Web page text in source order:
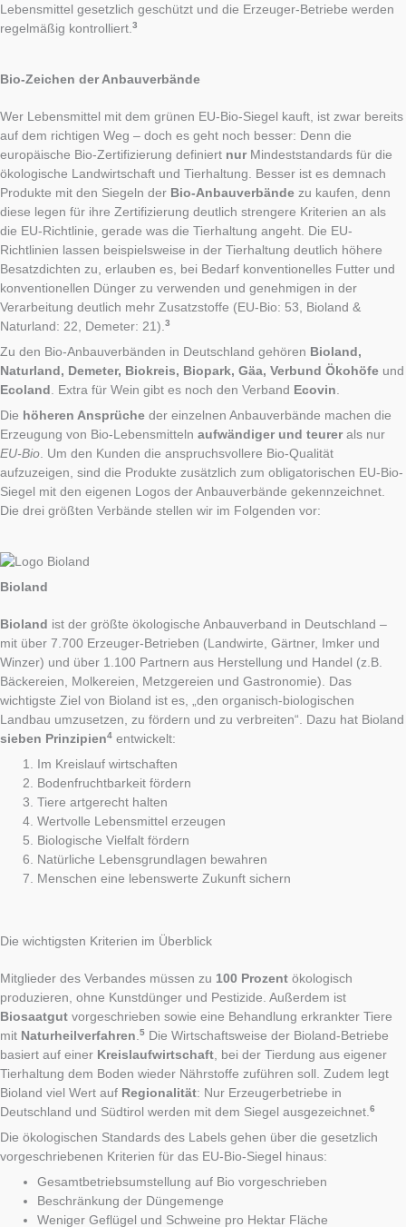
Lebensmittel gesetzlich geschützt und die Erzeuger-Betriebe werden
regelmäßig kontrolliert.3
Bio-Zeichen der Anbauverbände
Wer Lebensmittel mit dem grünen EU-Bio-Siegel kauft, ist zwar bereits
auf dem richtigen Weg – doch es geht noch besser: Denn die
europäische Bio-Zertifizierung definiert nurMindeststandards für die
ökologische Landwirtschaft und Tierhaltung. Besser ist es demnach
Produkte mit den Siegeln der Bio-Anbauverbände zu kaufen, denn
diese legen für ihre Zertifizierung deutlich strengere Kriterien an als
die EU-Richtlinie, gerade was die Tierhaltung angeht. Die EU-
Richtlinien lassen beispielsweise in der Tierhaltung deutlich höhere
Besatzdichten zu, erlauben es, bei Bedarf konventionelles Futter und
konventionellen Dünger zu verwenden und genehmigen in der
Verarbeitung deutlich mehr Zusatzstoffe (EU-Bio: 53, Bioland &
Naturland: 22, Demeter: 21). 3
Zu den Bio-Anbauverbänden in Deutschland gehören Bioland,
Naturland, Demeter, Biokreis, Biopark, Gäa, Verbund Ökohöfe und
Ecoland . Extra für Wein gibt es noch den Verband Ecovin
Die höheren Ansprüche der einzelnen Anbauverbände machen die
Erzeugung von Bio-Lebensmitteln aufwändiger und teurerals nur
EU-Bio . Um den Kunden die anspruchsvollere Bio-Qualität
aufzuzeigen, sind die Produkte zusätzlich zum obligatorischen EU-Bio-
Siegel mit den eigenen Logos der Anbauverbände gekennzeichnet.
Die drei größten Verbände stellen wir im Folgenden vor:
Bioland
Bioland ist der größte ökologische Anbauverband in Deutschland –
mit über 7.700 Erzeuger-Betrieben (Landwirte, Gärtner, Imker und
Winzer) und über 1.100 Partnern aus Herstellung und Handel (z.B.
Bäckereien, Molkereien, Metzgereien und Gastronomie). Das
wichtigste Ziel von Bioland ist es, „den organisch-biologischen
Landbau umzusetzen, zu fördern und zu verbreiten“. Dazu hat Bioland
sieben Prinzipien4 entwickelt:
Im Kreislauf wirtschaften
Bodenfruchtbarkeit fördern
Tiere artgerecht halten
Wertvolle Lebensmittel erzeugen
Biologische Vielfalt fördern
Natürliche Lebensgrundlagen bewahren
Menschen eine lebenswerte Zukunft sichern
Die wichtigsten Kriterien im Überblick
Mitglieder des Verbandes müssen zu 100 Prozent ökologisch
produzieren, ohne Kunstdünger und Pestizide. Außerdem ist
Biosaatgut vorgeschrieben sowie eine Behandlung erkrankter Tiere
mit Naturheilverfahren.5 Die Wirtschaftsweise der Bioland-Betriebe
basiert auf einer Kreislaufwirtschaft, bei der Tierdung aus eigener
Tierhaltung dem Boden wieder Nährstoffe zuführen soll. Zudem legt
Bioland viel Wert auf Regionalität: Nur Erzeugerbetriebe in
Deutschland und Südtirol werden mit dem Siegel ausgezeichnet.6
Die ökologischen Standards des Labels gehen über die gesetzlich
vorgeschriebenen Kriterien für das EU-Bio-Siegel hinaus:
Gesamtbetriebsumstellung auf Bio vorgeschrieben
Beschränkung der Düngemenge
Weniger Geflügel und Schweine pro Hektar Fläche